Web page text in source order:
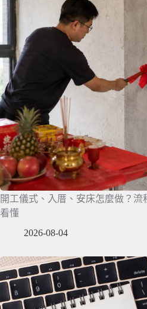
開工儀式、入厝、安床怎麼做？流
看懂
2026-08-04